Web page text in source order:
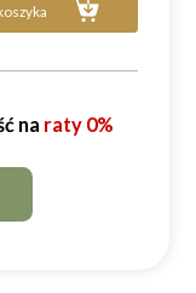
na raty 0%